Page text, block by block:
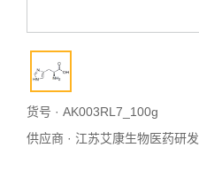
货号 · AK003RL7_100g
供应商 · 江苏艾康生物医药研发有限公司